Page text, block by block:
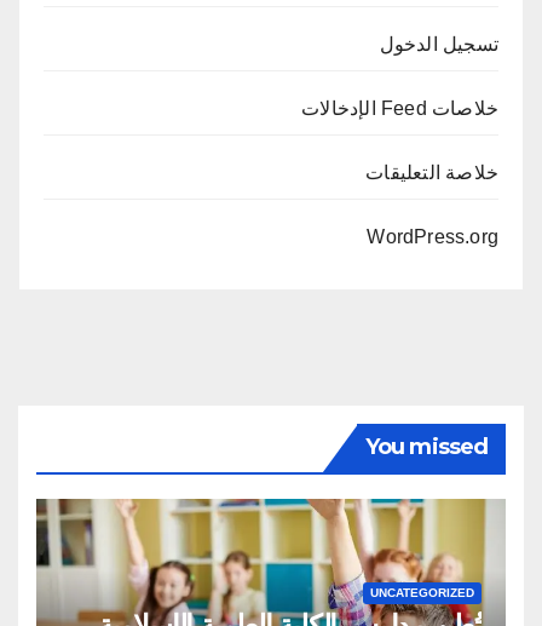
تسجيل الدخول
خلاصات Feed الإدخالات
خلاصة التعليقات
WordPress.org
You missed
UNCATEGORIZED